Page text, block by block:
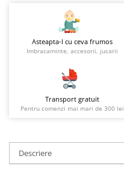
Asteapta-l cu ceva frumos
Imbracaminte, accesorii, jucarii
Transport gratuit
Pentru comenzi mai mari de 300 lei
Descriere